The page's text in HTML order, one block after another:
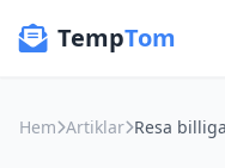
TempTom
Hem Artiklar